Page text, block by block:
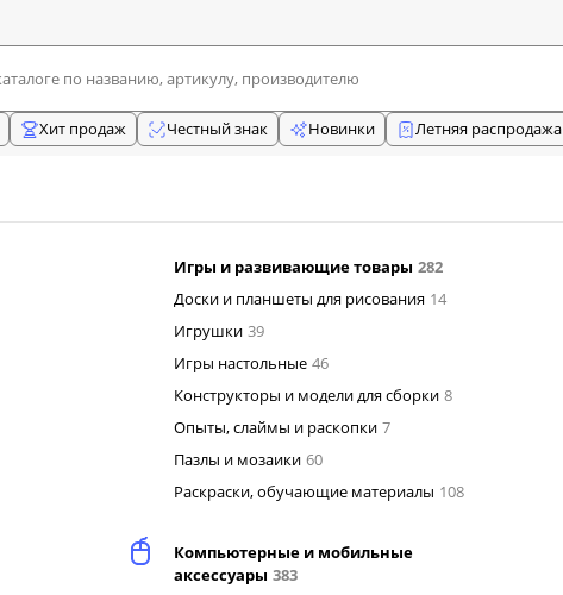
Хит продаж Честный знак Новинки Летняя распродажа
Игры и развивающие товары 282
Доски и планшеты для рисования 14
Игрушки 39
Игры настольные 46
Конструкторы и модели для сборки 8
Опыты, слаймы и раскопки 7
Пазлы и мозаики 60
Раскраски, обучающие материалы 108
Компьютерные и мобильные
аксессуары 383